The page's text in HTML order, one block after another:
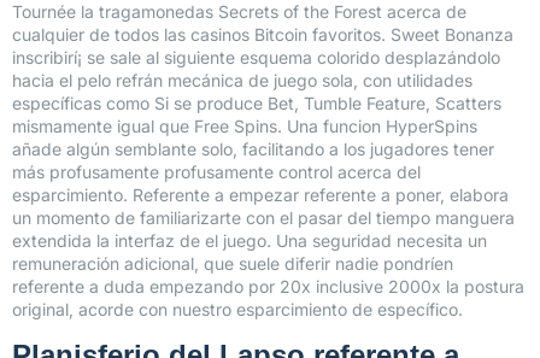
Tournée la tragamonedas Secrets of the Forest acerca de
cualquier de todos las casinos Bitcoin favoritos. Sweet Bonanza
inscribirí¡ se sale al siguiente esquema colorido desplazándolo
hacia el pelo refrán mecánica de juego sola, con utilidades
específicas como Si se produce Bet, Tumble Feature, Scatters
mismamente­ igual que Free Spins. Una funcion HyperSpins
añade algún semblante solo, facilitando a los jugadores tener
más profusamente profusamente control acerca del
esparcimiento. Referente a empezar referente a poner, elabora
un momento de familiarizarte con el pasar del tiempo manguera
extendida la interfaz de el juego. Una seguridad necesita un
remuneración adicional, que suele diferir nadie pondrí­en
referente a duda empezando por 20x inclusive 2000x la postura
original, acorde con nuestro esparcimiento de específico.